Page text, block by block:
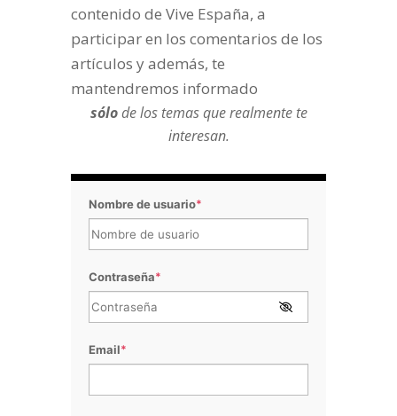
contenido de Vive España, a
participar en los comentarios de los
artículos y además, te
mantendremos informado
sólode los temas que realmente te
interesan.
Nombre de usuario*
Contraseña*
Email*